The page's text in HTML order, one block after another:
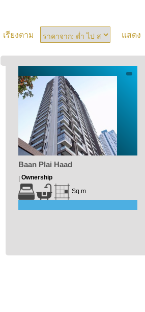
เรียงตาม แสดง
Baan Plai Haad
| Ownership
Sq.m